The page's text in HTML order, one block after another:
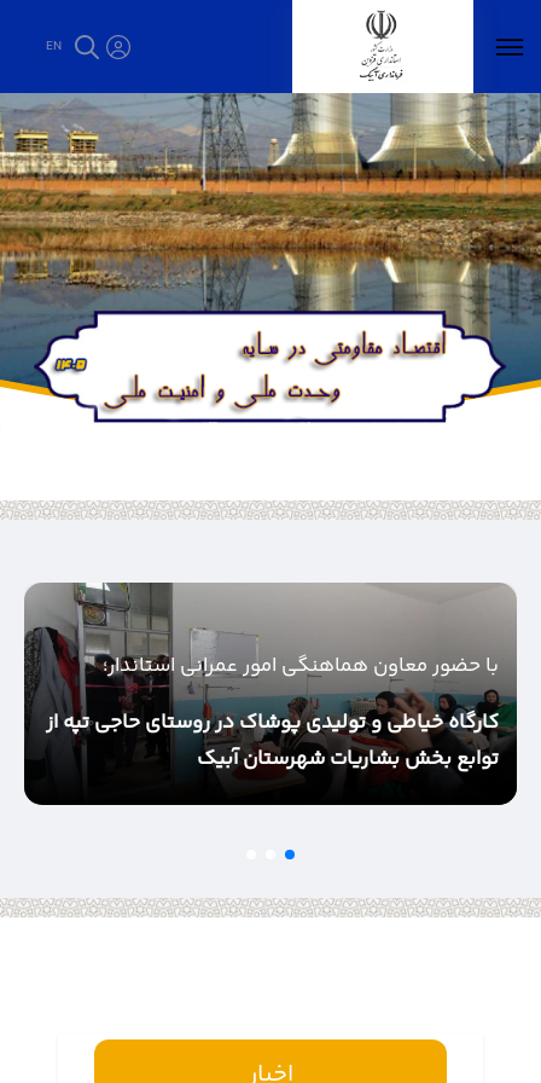
EN
استانداری قزوین - فرمانداری آبیک
با حضور معاون هماهنگی امور عمرانی استاندار؛
کارگاه خیاطی و تولیدی پوشاک در روستای حاجی تپه از
توابع بخش بشاریات شهرستان آبیک
اخبار